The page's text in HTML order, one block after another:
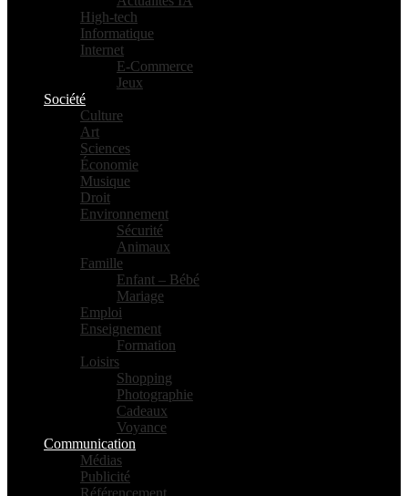
High-tech
Informatique
Internet
E-Commerce
Jeux
Société
Culture
Art
Sciences
Économie
Musique
Droit
Environnement
Sécurité
Animaux
Famille
Enfant – Bébé
Mariage
Emploi
Enseignement
Formation
Loisirs
Shopping
Photographie
Cadeaux
Voyance
Communication
Médias
Publicité
Référencement